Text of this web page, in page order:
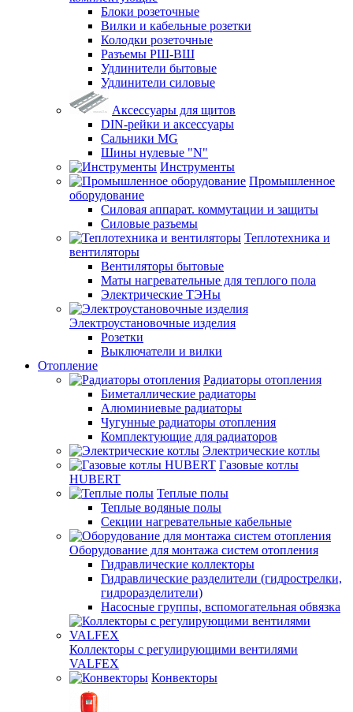
Блоки розеточные
Вилки и кабельные розетки
Колодки розеточные
Разъемы РШ-ВШ
Удлинители бытовые
Удлинители силовые
Аксессуары для щитов
DIN-рейки и аксессуары
Сальники MG
Шины нулевые "N"
Инструменты
Промышленное
оборудование
Силовая аппарат. коммутации и защиты
Силовые разъемы
Теплотехника и
вентиляторы
Вентиляторы бытовые
Маты нагревательные для теплого пола
Электрические ТЭНы
Электроустановочные изделия
Розетки
Выключатели и вилки
Отопление
Радиаторы отопления
Биметаллические радиаторы
Алюминиевые радиаторы
Чугунные радиаторы отопления
Комплектующие для радиаторов
Электрические котлы
Газовые котлы
HUBERT
Теплые полы
Теплые водяные полы
Секции нагревательные кабельные
Оборудование для монтажа систем отопления
Гидравлические коллекторы
Гидравлические разделители (гидрострелки,
гидроразделители)
Насосные группы, вспомогательная обвязка
Коллекторы с регулирующими вентилями
VALFEX
Конвекторы